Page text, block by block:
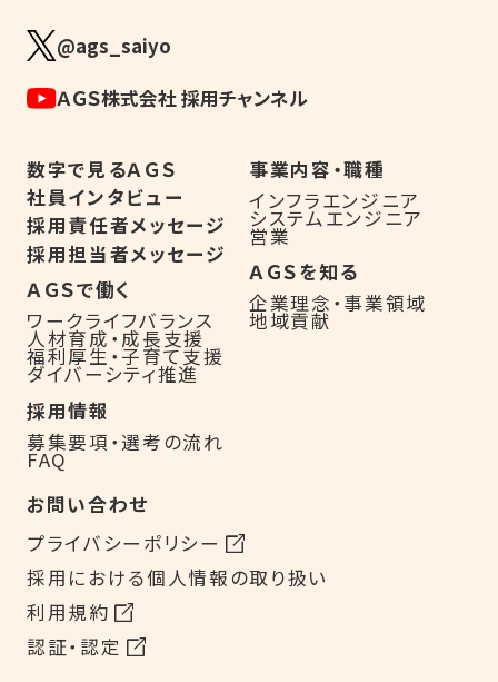
@ags_saiyo
ＡＧＳ株式会社 採用チャンネル
採用責任者メッセージ
採用担当者メッセージ
数字で見るＡＧＳ
社員インタビュー
ＡＧＳを知る
企業理念・事業領域
地域貢献
事業内容・職種
インフラエンジニア
システムエンジニア
営業
採用情報
募集要項・選考の流れ
FAQ
ＡＧＳで働く
ワークライフバランス
人材育成・成長支援
福利厚生・子育て支援
ダイバーシティ推進
お問い合わせ
プライバシーポリシー
採用における個人情報の取り扱い
利用規約
認証・認定